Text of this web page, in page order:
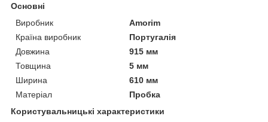
Основні
Виробник
Amorim
Країна виробник
Португалія
Довжина
915 мм
Товщина
5 мм
Ширина
610 мм
Матеріал
Пробка
Користувальницькі характеристики